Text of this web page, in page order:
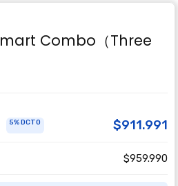
Combo（Three
5% DCTO $911.991
$959.990